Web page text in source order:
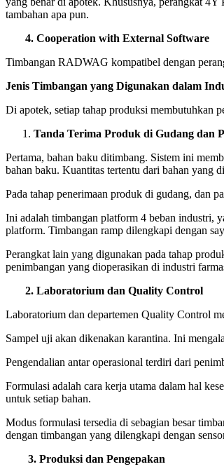
tambahan apa pun.
4. Cooperation with External Software
Timbangan RADWAG kompatibel dengan
Jenis Timbangan yang Digunakan dalam
Di apotek, setiap tahap produksi membutuhkan
Tanda Terima Produk di Gudang dan
Pertama, bahan baku ditimbang. Sistem ini
bahan baku. Kuantitas tertentu dari bahan yang
Pada tahap penerimaan produk di gudang, dan
Ini adalah timbangan platform 4 beban industri,
platform. Timbangan ramp dilengkapi dengan
Perangkat lain yang digunakan pada tahap
penimbangan yang dioperasikan di industri
2. Laboratorium dan Quality Control
Laboratorium dan departemen Quality Control
Sampel uji akan dikenakan karantina. Ini
Pengendalian antar operasional terdiri dari
Formulasi adalah cara kerja utama dalam hal
untuk setiap bahan.
Modus formulasi tersedia di sebagian besar
dengan timbangan yang dilengkapi dengan
3. Produksi dan Pengepakan